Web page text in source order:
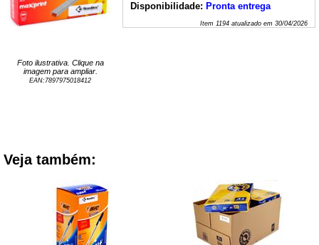
Foto ilustrativa. Clique na
imagem para ampliar.
EAN: 7897975018412
Disponibilidade: Pronta entrega
Item 1194atualizado em 30/04/2026
Veja também: